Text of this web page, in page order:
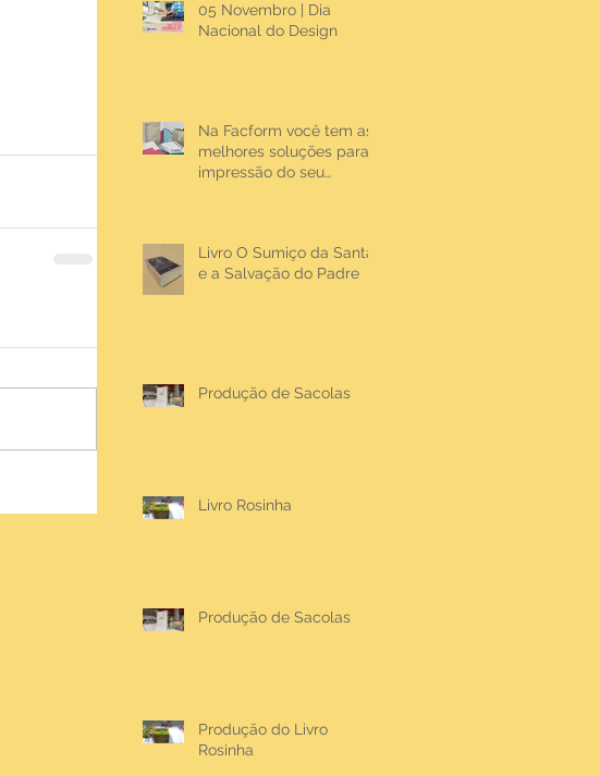
05 Novembro | Dia
Nacional do Design
Na Facform você tem as
melhores soluções para
impressão do seu
Livro O Sumiço da Santa
e a Salvação do Padre
Produção de Sacolas
Livro Rosinha
Produção de Sacolas
Produção do Livro
Rosinha